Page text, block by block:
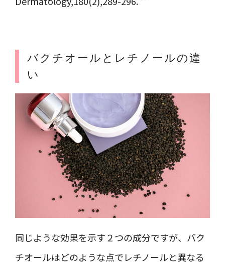
バクチオールとレチノールの違
い
同じような効果を示す２つの成分ですが、バク
チオールはどのような点でレチノールと異なる